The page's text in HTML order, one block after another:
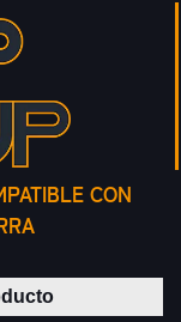
CON